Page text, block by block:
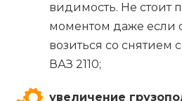
видимость. Не стоит
моментом даже если
возиться со
ВАЗ 2110;
увеличение